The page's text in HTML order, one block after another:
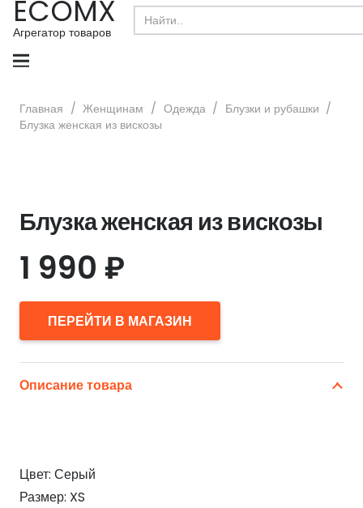
ECOMX
Агрегатор товаров
Search
for:
Главная / Женщинам / Одежда / Блузки и рубашки /
Блузка женская из вискозы
Блузка женская из вискозы
1 990 ₽
ПЕРЕЙТИ В МАГАЗИН
Описание товара
Цвет: Серый
Размер: XS